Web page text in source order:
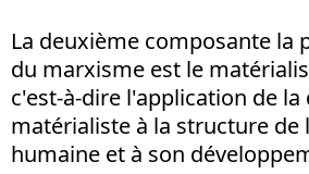
La deuxième composante la
du marxisme est le
c'est-à-dire l'application de
matérialiste à la structure de
humaine et à son